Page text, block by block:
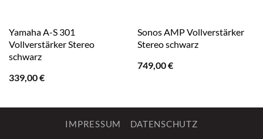
Yamaha A-S 301
Vollverstärker Stereo
schwarz
339,00€
Sonos AMP Vollverstärker
Stereo schwarz
749,00€
IMPRESSUM DATENSCHUTZ